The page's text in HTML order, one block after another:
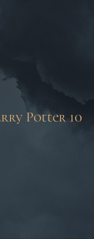
Potter 10